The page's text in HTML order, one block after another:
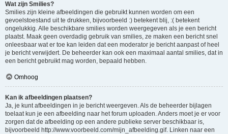
Wat zijn Smilies?
Smilies zijn kleine afbeeldingen die gebruikt kunnen worden om een
gevoelstoestand uit te drukken, bijvoorbeeld :) betekent blij, :( betekent
ongelukkig. Alle beschikbare smilies worden weergegeven als je een bericht
plaatst. Maak geen overdadig gebruik van smilies, ze maken een bericht snel
onleesbaar wat er toe kan leiden dat een moderator je bericht aanpast of heel
je bericht verwijdert. De beheerder kan ook een maximaal aantal smilies, dat in
een bericht gebruikt mag worden, bepaald hebben.
Omhoog
Kan ik afbeeldingen plaatsen?
Ja, je kunt afbeeldingen in je bericht weergeven. Als de beheerder bijlagen
toelaat kun je een afbeelding naar het forum uploaden. Anders moet je er voor
zorgen dat de afbeelding op een andere publieke server beschikbaar is,
bijvoorbeeld http://www.voorbeeld.com/mijn_afbeelding.gif. Linken naar een